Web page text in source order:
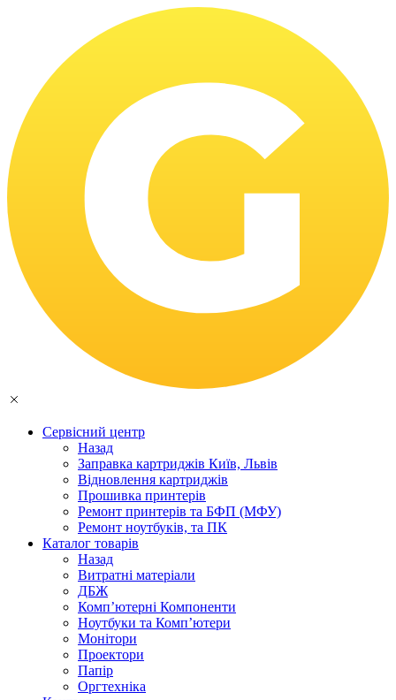
Сервісний центр
Назад
Заправка картриджів Київ, Львів
Відновлення картриджів
Прошивка принтерів
Ремонт принтерів та БФП (МФУ)
Ремонт ноутбуків, та ПК
Каталог товарів
Назад
Витратні матеріали
ДБЖ
Комп’ютерні Компоненти
Ноутбуки та Комп’ютери
Монітори
Проектори
Папір
Оргтехніка